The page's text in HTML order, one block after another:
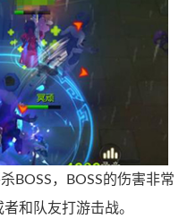
，BOSS的伤害非常
和队友打游击战。